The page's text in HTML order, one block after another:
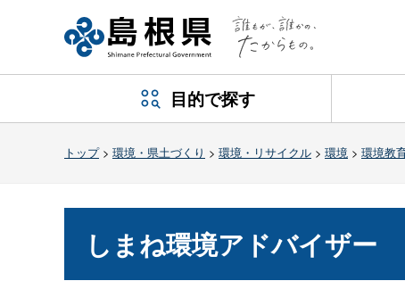
目的で探す
トップ> 環境・県土づくり > 環境・リサイクル > 環境 > 環境教
しまね環境アドバイザー